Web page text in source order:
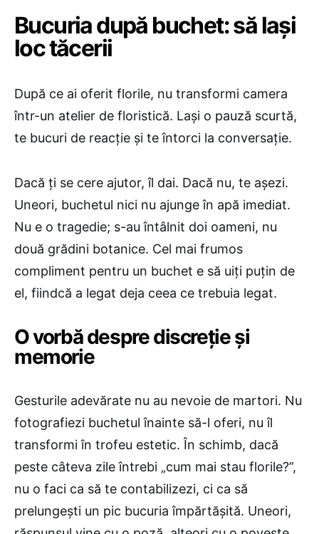
Bucuria după buchet: să lași
loc tăcerii
După ce ai oferit florile, nu transformi camera
într-un atelier de floristică. Lași o pauză scurtă,
te bucuri de reacție și te întorci la conversație.
Dacă ți se cere ajutor, îl dai. Dacă nu, te așezi.
Uneori, buchetul nici nu ajunge în apă imediat.
Nu e o tragedie; s-au întâlnit doi oameni, nu
două grădini botanice. Cel mai frumos
compliment pentru un buchet e să uiți puțin de
el, fiindcă a legat deja ceea ce trebuia legat.
O vorbă despre discreție și
memorie
Gesturile adevărate nu au nevoie de martori. Nu
fotografiezi buchetul înainte să-l oferi, nu îl
transformi în trofeu estetic. În schimb, dacă
peste câteva zile întrebi „cum mai stau florile?”,
nu o faci ca să te contabilizezi, ci ca să
prelungești un pic bucuria împărtășită. Uneori,